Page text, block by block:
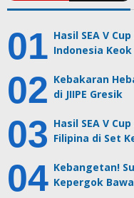
Hasil SEA V
Indonesia
Kebakaran
di JIIPE Gresik
Hasil SEA V
Filipina di Set
Kebangetan!
Kepergok